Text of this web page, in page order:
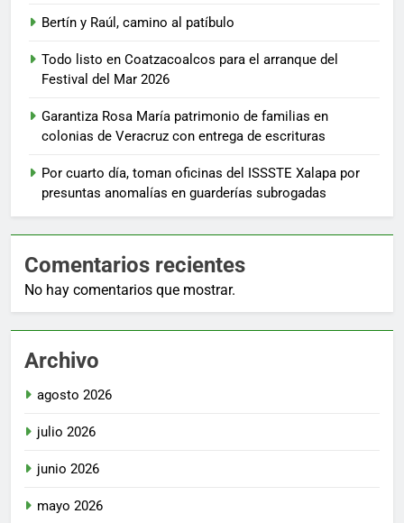
Bertín y Raúl, camino al patíbulo
Todo listo en Coatzacoalcos para el arranque del
Festival del Mar 2026
Garantiza Rosa María patrimonio de familias en
colonias de Veracruz con entrega de escrituras
Por cuarto día, toman oficinas del ISSSTE Xalapa por
presuntas anomalías en guarderías subrogadas
Comentarios recientes
No hay comentarios que mostrar.
Archivo
agosto 2026
julio 2026
junio 2026
mayo 2026